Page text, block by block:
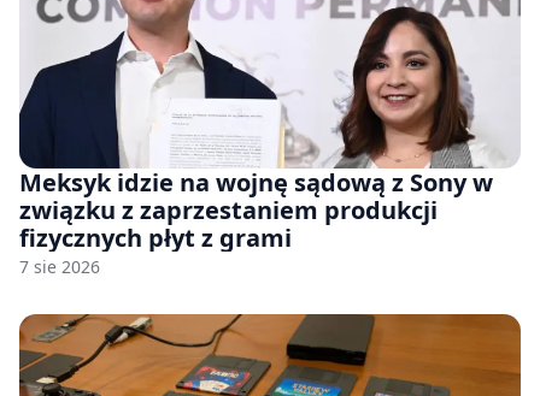
Meksyk idzie na wojnę sądową z Sony w
związku z zaprzestaniem produkcji
fizycznych płyt z grami
7 sie 2026